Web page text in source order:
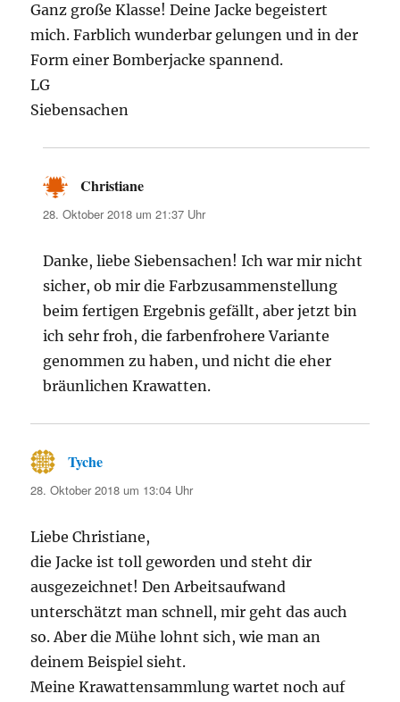
Ganz große Klasse! Deine Jacke begeistert
mich. Farblich wunderbar gelungen und in der
Form einer Bomberjacke spannend.
LG
Siebensachen
Christiane
28. Oktober 2018 um 21:37 Uhr
Danke, liebe Siebensachen! Ich war mir nicht
sicher, ob mir die Farbzusammenstellung
beim fertigen Ergebnis gefällt, aber jetzt bin
ich sehr froh, die farbenfrohere Variante
genommen zu haben, und nicht die eher
bräunlichen Krawatten.
Tyche
28. Oktober 2018 um 13:04 Uhr
Liebe Christiane,
die Jacke ist toll geworden und steht dir
ausgezeichnet! Den Arbeitsaufwand
unterschätzt man schnell, mir geht das auch
so. Aber die Mühe lohnt sich, wie man an
deinem Beispiel sieht.
Meine Krawattensammlung wartet noch auf